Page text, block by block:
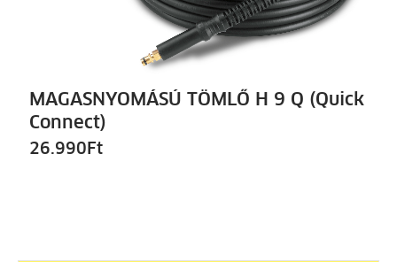
MAGASNYOMÁSÚ TÖMLŐ H 9 Q (Quick
Connect)
26.990 Ft